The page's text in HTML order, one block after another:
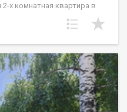
х комнатная квартира в
и не далеко от
сад и школаОсобенности
остается мебель. —
— В доме и подъезде
Удобное расположение
заказов рядом.— Рядом
— Быстрый выход